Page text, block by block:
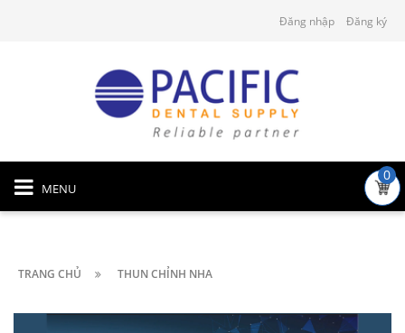
Đăng nhập Đăng ký
MENU
0
TRANG CHỦ THUN CHỈNH NHA